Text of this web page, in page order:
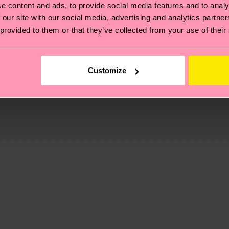
content and ads, to provide social media features and to
site with our social media, advertising and analytics
to them or that they’ve collected from your use of
Customize
et aux certifications : il s'agit aussi de mettre en
et BIEN PLUS ENCORE ! Pour plus d'informations,